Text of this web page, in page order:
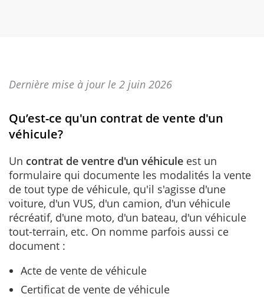
Dernière mise à jour le 2 juin 2026
Qu’est-ce qu'un contrat de vente d'un
véhicule?
Un contrat de ventre d'un véhicule est un
formulaire qui documente les modalités la vente
de tout type de véhicule, qu'il s'agisse d'une
voiture, d'un VUS, d'un camion, d'un véhicule
récréatif, d'une moto, d'un bateau, d'un véhicule
tout-terrain, etc. On nomme parfois aussi ce
document :
Acte de vente de véhicule
Certificat de vente de véhicule